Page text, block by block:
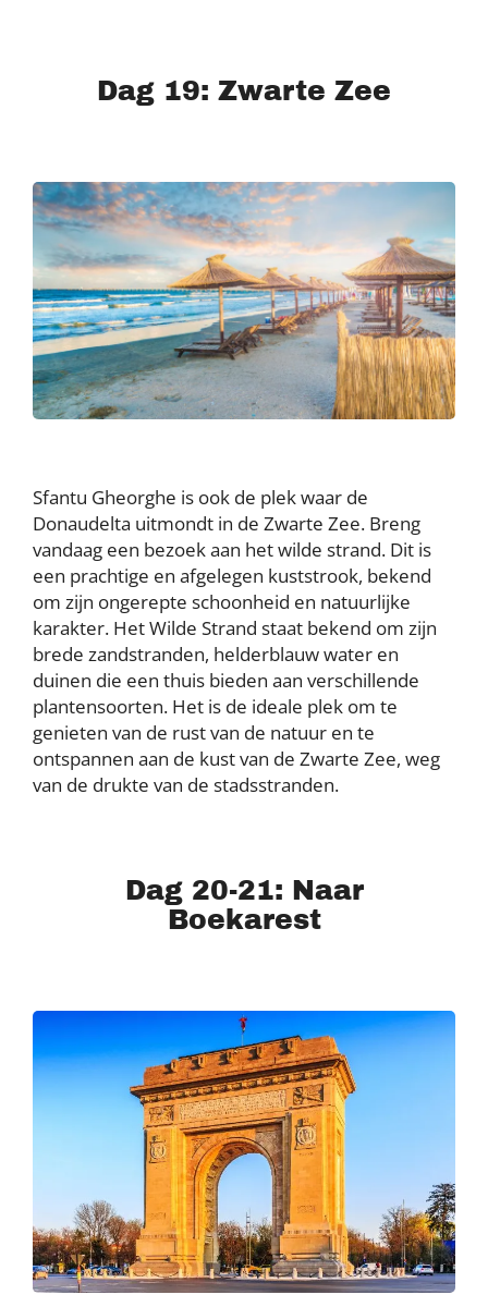
Dag 19: Zwarte Zee
Sfantu Gheorghe is ook de plek waar de
Donaudelta uitmondt in de Zwarte Zee. Breng
vandaag een bezoek aan het wilde strand. Dit is
een prachtige en afgelegen kuststrook, bekend
om zijn ongerepte schoonheid en natuurlijke
karakter. Het Wilde Strand staat bekend om zijn
brede zandstranden, helderblauw water en
duinen die een thuis bieden aan verschillende
plantensoorten. Het is de ideale plek om te
genieten van de rust van de natuur en te
ontspannen aan de kust van de Zwarte Zee, weg
van de drukte van de stadsstranden.
Dag 20-21: Naar
Boekarest